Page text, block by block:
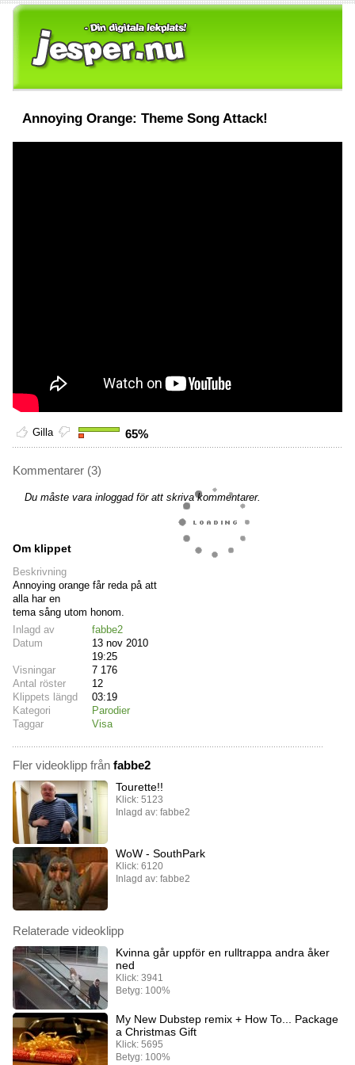
Annoying Orange: Theme Song Attack!
Gilla 65%
Kommentarer (3)
Du måste vara inloggad för att skriva kommentarer.
Om klippet
Beskrivning
Annoying orange får reda på att
alla har en
tema sång utom honom.
Inlagd av
fabbe2
Datum
13 nov 2010
19:25
Visningar
7 176
Antal röster
12
Klippets längd
03:19
Kategori
Parodier
Taggar
Visa
Fler videoklipp från fabbe2
Tourette!!
Klick: 5123
Inlagd av: fabbe2
WoW - SouthPark
Klick: 6120
Inlagd av: fabbe2
Relaterade videoklipp
Kvinna går uppför en rulltrappa andra åker
ned
Klick: 3941
Betyg: 100%
My New Dubstep remix + How To... Package
a Christmas Gift
Klick: 5695
Betyg: 100%